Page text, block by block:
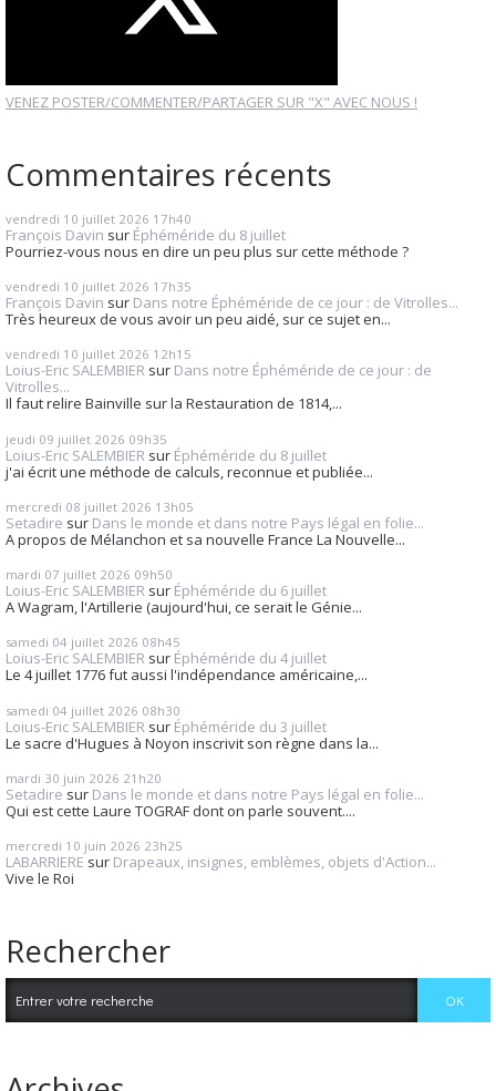
VENEZ POSTER/COMMENTER/PARTAGER SUR "X" AVEC NOUS !
Commentaires récents
vendredi 10 juillet 2026 17h40
François Davin sur Éphéméride du 8 juillet
Pourriez-vous nous en dire un peu plus sur cette méthode ?
vendredi 10 juillet 2026 17h35
François Davin sur Dans notre Éphéméride de ce jour : de Vitrolles...
Très heureux de vous avoir un peu aidé, sur ce sujet en...
vendredi 10 juillet 2026 12h15
Loius-Eric SALEMBIER sur Dans notre Éphéméride de ce jour : de
Vitrolles...
Il faut relire Bainville sur la Restauration de 1814,...
jeudi 09 juillet 2026 09h35
Loius-Eric SALEMBIER sur Éphéméride du 8 juillet
j'ai écrit une méthode de calculs, reconnue et publiée...
mercredi 08 juillet 2026 13h05
Setadire sur Dans le monde et dans notre Pays légal en folie...
A propos de Mélanchon et sa nouvelle France La Nouvelle...
mardi 07 juillet 2026 09h50
Loius-Eric SALEMBIER sur Éphéméride du 6 juillet
A Wagram, l'Artillerie (aujourd'hui, ce serait le Génie...
samedi 04 juillet 2026 08h45
Loius-Eric SALEMBIER sur Éphéméride du 4 juillet
Le 4 juillet 1776 fut aussi l'indépendance américaine,...
samedi 04 juillet 2026 08h30
Loius-Eric SALEMBIER sur Éphéméride du 3 juillet
Le sacre d'Hugues à Noyon inscrivit son règne dans la...
mardi 30 juin 2026 21h20
Setadire sur Dans le monde et dans notre Pays légal en folie...
Qui est cette Laure TOGRAF dont on parle souvent....
mercredi 10 juin 2026 23h25
LABARRIERE sur Drapeaux, insignes, emblèmes, objets d'Action...
Vive le Roi
Rechercher